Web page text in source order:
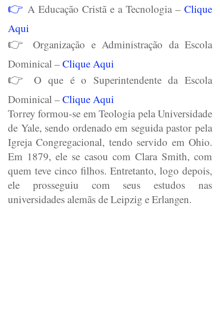
👉 A Educação Cristã e a Tecnologia – Clique
Aqui
👉
Organização e Administração da Escola
Dominical –Clique Aqui
👉
O que é o Superintendente da Escola
Dominical –Clique Aqui
Torrey formou-se em Teologia pela Universidade
de Yale, sendo ordenado em seguida pastor pela
Igreja Congregacional, tendo servido em Ohio.
Em 1879, ele se casou com Clara Smith, com
quem teve cinco filhos. Entretanto, logo depois,
ele prosseguiu com seus estudos nas
universidades alemãs de Leipzig e Erlangen.